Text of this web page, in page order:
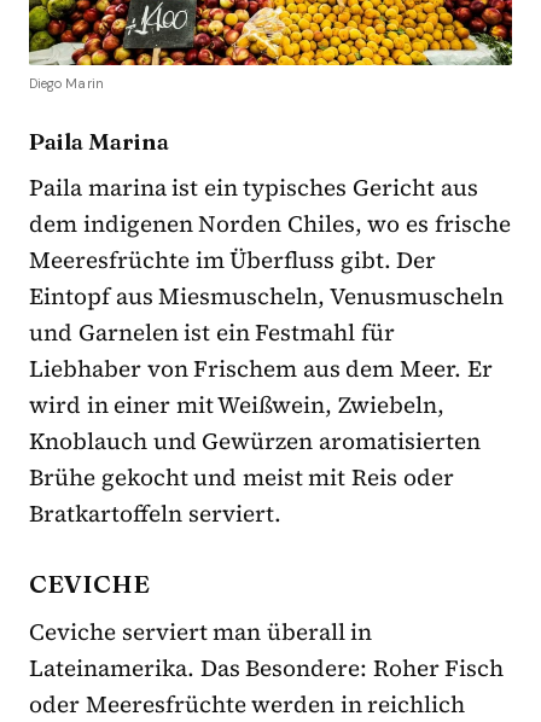
Diego Marin
Paila Marina
Paila marina ist ein typisches Gericht aus
dem indigenen Norden Chiles, wo es frische
Meeresfrüchte im Überfluss gibt. Der
Eintopf aus Miesmuscheln, Venusmuscheln
und Garnelen ist ein Festmahl für
Liebhaber von Frischem aus dem Meer. Er
wird in einer mit Weißwein, Zwiebeln,
Knoblauch und Gewürzen aromatisierten
Brühe gekocht und meist mit Reis oder
Bratkartoffeln serviert.
CEVICHE
Ceviche serviert man überall in
Lateinamerika. Das Besondere: Roher Fisch
oder Meeresfrüchte werden in reichlich